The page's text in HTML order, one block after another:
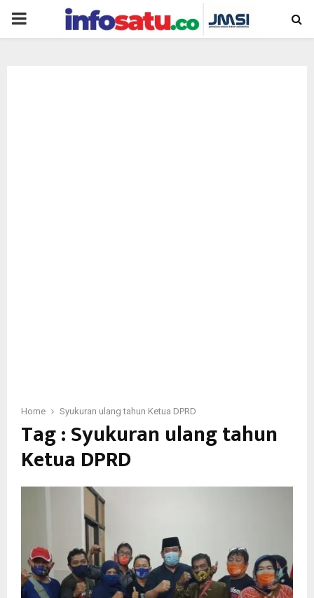
PRIMARY
Home Syukuran ulang tahun Ketua DPRD
Tag : Syukuran ulang tahun
Ketua DPRD